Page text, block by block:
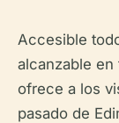
Accesible
alcanzable en
ofrece a los
pasado de